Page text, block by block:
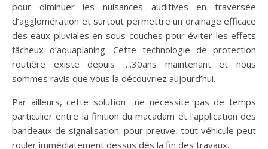
pour diminuer les nuisances auditives en traversée
d’agglomération et surtout permettre un drainage efficace
des eaux pluviales en sous-couches pour éviter les effets
fâcheux d’aquaplaning. Cette technologie de protection
routière existe depuis ….30ans maintenant et nous
sommes ravis que vous la découvriez aujourd’hui.
Par ailleurs, cette solution ne nécessite pas de temps
particulier entre la finition du macadam et l’application des
bandeaux de signalisation: pour preuve, tout véhicule peut
rouler immédiatement dessus dès la fin des travaux.